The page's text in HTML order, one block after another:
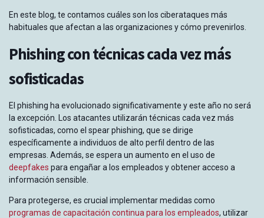
En este blog, te contamos cuáles son los ciberataques más
habituales que afectan a las organizaciones y cómo prevenirlos.
Phishing con técnicas cada vez más
sofisticadas
El phishing ha evolucionado significativamente y este año no será
la excepción. Los atacantes utilizarán técnicas cada vez más
sofisticadas, como el spear phishing, que se dirige
específicamente a individuos de alto perfil dentro de las
empresas. Además, se espera un aumento en el uso de
deepfakes para engañar a los empleados y obtener acceso a
información sensible.
Para protegerse, es crucial implementar medidas como
programas de capacitación continua para los empleados, utilizar